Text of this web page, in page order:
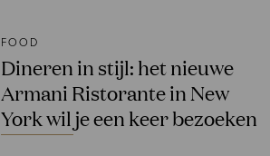
FOOD
Dineren in stijl: het nieuwe
Armani Ristorante in New
York wil je een keer bezoeken